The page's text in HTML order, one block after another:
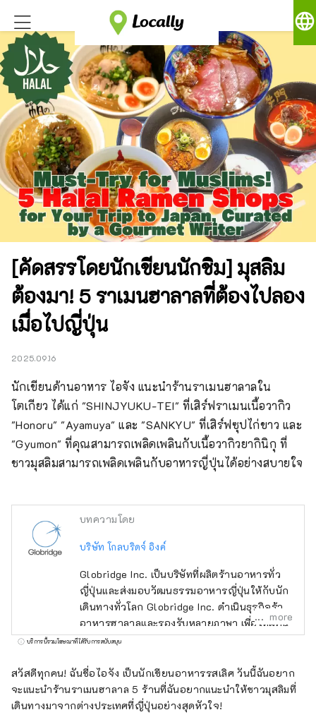
language
[คัดสรรโดยนักเขียนนักชิม] มุสลิม
ต้องมา! 5 ราเมนฮาลาลที่ต้องไปลอง
เมื่อไปญี่ปุ่น
2025.09.16
นักเขียนด้านอาหาร ไอจัง แนะนำร้านราเมนฮาลาลใน
โตเกียว ได้แก่ "SHINJYUKU-TEI" ที่เสิร์ฟราเมนเนื้อวากิว
"Honoru" "Ayamuya" และ "SANKYU" ที่เสิร์ฟซุปไก่ขาว และ
"Gyumon" ที่คุณสามารถเพลิดเพลินกับเนื้อวากิวยากินิกุ ที่
ชาวมุสลิมสามารถเพลิดเพลินกับอาหารญี่ปุ่นได้อย่างสบายใจ
บทความโดย
บริษัท โกลบริดจ์ อิงค์
Globridge Inc. เป็นบริษัทที่ผลิตร้านอาหารทั่ว
ญี่ปุ่นและส่งมอบวัฒนธรรมอาหารญี่ปุ่นให้กับนัก
เดินทางทั่วโลก Globridge Inc. ดำเนินธุรกิจร้าน
อาหารฮาลาลและรองรับหลายภาษา เพื่อให้ผู้คน
มากมายสามารถเพลิดเพลินกับประสบการณ์การ
เอกลักษณ์เฉพาะของญี่ปุ่น เช่น ซูชิ ปู และเนื้อ
วากิว ได้อย่างสบายใจ บัญชีนี้ให้ข้อมูลเกี่ยวกับ
ร้านอาหารที่บริหารโดย Globridge และแนะนำ
more
บริการนี้รวมโฆษณาที่ได้รับการสนับสนุน
สวัสดีทุกคน! ฉันชื่อไอจัง เป็นนักเขียนอาหารรสเลิศ วันนี้ฉันอยาก
จะแนะนำร้านราเมนฮาลาล 5 ร้านที่ฉันอยากแนะนำให้ชาวมุสลิมที่
เดินทางมาจากต่างประเทศที่ญี่ปุ่นอย่างสุดหัวใจ!